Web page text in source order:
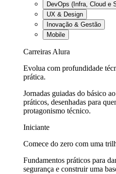
DevOps (Infra, Cloud e
UX & Design
Inovação & Gestão
Mobile
Carreiras Alura
Evolua com profundidade
prática.
Jornadas guiadas do básico
práticos, desenhadas para
protagonismo técnico.
Iniciante
Comece do zero com uma
Fundamentos práticos para
segurança e construir uma